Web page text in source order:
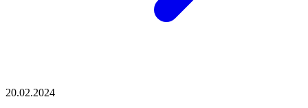
20.02.2024